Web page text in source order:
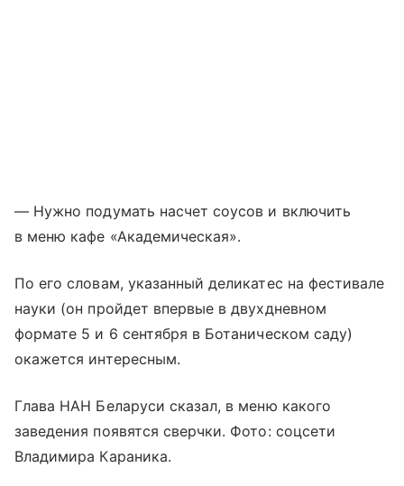
— Нужно подумать насчет соусов и включить
в меню кафе «Академическая».
По его словам, указанный деликатес на фестивале
науки (он пройдет впервые в двухдневном
формате 5 и 6 сентября в Ботаническом саду)
окажется интересным.
Глава НАН Беларуси сказал, в меню какого
заведения появятся сверчки. Фото: соцсети
Владимира Караника.